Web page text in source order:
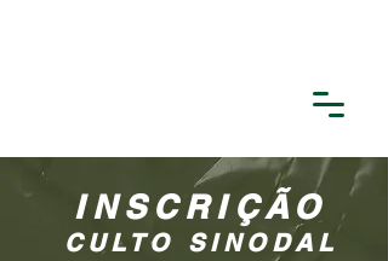
INSCRIÇÃO
CULTO SINODAL